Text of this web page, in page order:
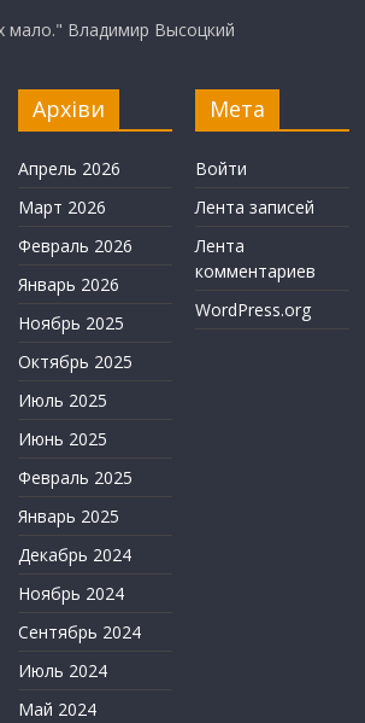
мало." Владимир Высоцкий
Архіви
Апрель 2026
Март 2026
Февраль 2026
Январь 2026
Ноябрь 2025
Октябрь 2025
Июль 2025
Июнь 2025
Февраль 2025
Январь 2025
Декабрь 2024
Ноябрь 2024
Сентябрь 2024
Июль 2024
Май 2024
Мета
Войти
Лента записей
Лента
комментариев
WordPress.org